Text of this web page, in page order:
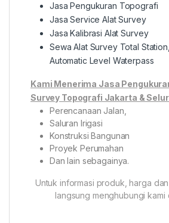
Jasa Pengukuran Topografi
Jasa Service Alat Survey
Jasa Kalibrasi Alat Survey
Sewa Alat Survey Total
Automatic Level Waterpass
Kami Menerima Jasa
Survey Topografi Jakarta &
Perencanaan Jalan,
Saluran Irigasi
Konstruksi Bangunan
Proyek Perumahan
Dan lain sebagainya.
Untuk informasi produk, harga
langsung menghubungi kami